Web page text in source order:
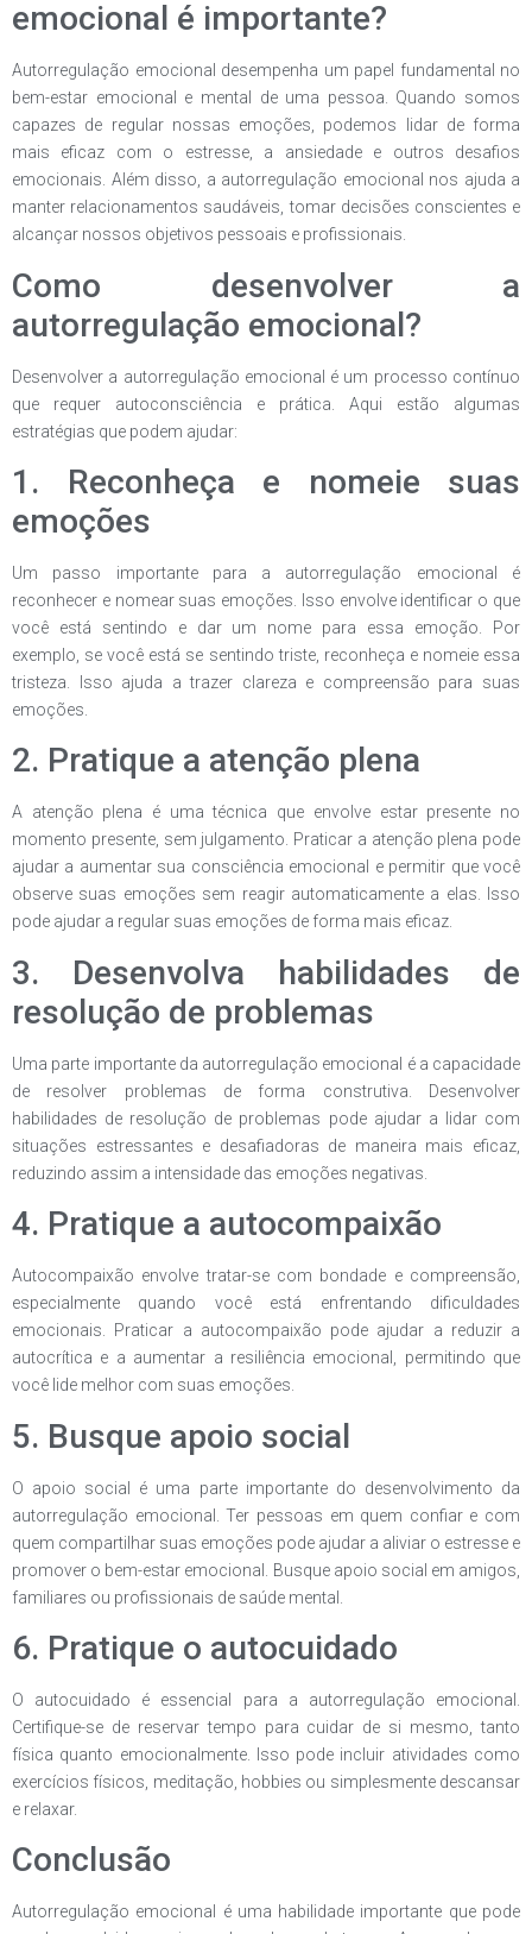
emocional é importante?
Autorregulação emocional desempenha um papel fundamental no
bem-estar emocional e mental de uma pessoa. Quando somos
capazes de regular nossas emoções, podemos lidar de forma
mais eficaz com o estresse, a ansiedade e outros desafios
emocionais. Além disso, a autorregulação emocional nos ajuda a
manter relacionamentos saudáveis, tomar decisões conscientes e
alcançar nossos objetivos pessoais e profissionais.
Como desenvolver a
autorregulação emocional?
Desenvolver a autorregulação emocional é um processo contínuo
que requer autoconsciência e prática. Aqui estão algumas
estratégias que podem ajudar:
1. Reconheça e nomeie suas
emoções
Um passo importante para a autorregulação emocional é
reconhecer e nomear suas emoções. Isso envolve identificar o que
você está sentindo e dar um nome para essa emoção. Por
exemplo, se você está se sentindo triste, reconheça e nomeie essa
tristeza. Isso ajuda a trazer clareza e compreensão para suas
emoções.
2. Pratique a atenção plena
A atenção plena é uma técnica que envolve estar presente no
momento presente, sem julgamento. Praticar a atenção plena pode
ajudar a aumentar sua consciência emocional e permitir que você
observe suas emoções sem reagir automaticamente a elas. Isso
pode ajudar a regular suas emoções de forma mais eficaz.
3. Desenvolva habilidades de
resolução de problemas
Uma parte importante da autorregulação emocional é a capacidade
de resolver problemas de forma construtiva. Desenvolver
habilidades de resolução de problemas pode ajudar a lidar com
situações estressantes e desafiadoras de maneira mais eficaz,
reduzindo assim a intensidade das emoções negativas.
4. Pratique a autocompaixão
Autocompaixão envolve tratar-se com bondade e compreensão,
especialmente quando você está enfrentando dificuldades
emocionais. Praticar a autocompaixão pode ajudar a reduzir a
autocrítica e a aumentar a resiliência emocional, permitindo que
você lide melhor com suas emoções.
5. Busque apoio social
O apoio social é uma parte importante do desenvolvimento da
autorregulação emocional. Ter pessoas em quem confiar e com
quem compartilhar suas emoções pode ajudar a aliviar o estresse e
promover o bem-estar emocional. Busque apoio social em amigos,
familiares ou profissionais de saúde mental.
6. Pratique o autocuidado
O autocuidado é essencial para a autorregulação emocional.
Certifique-se de reservar tempo para cuidar de si mesmo, tanto
física quanto emocionalmente. Isso pode incluir atividades como
exercícios físicos, meditação, hobbies ou simplesmente descansar
e relaxar.
Conclusão
Autorregulação emocional é uma habilidade importante que pode